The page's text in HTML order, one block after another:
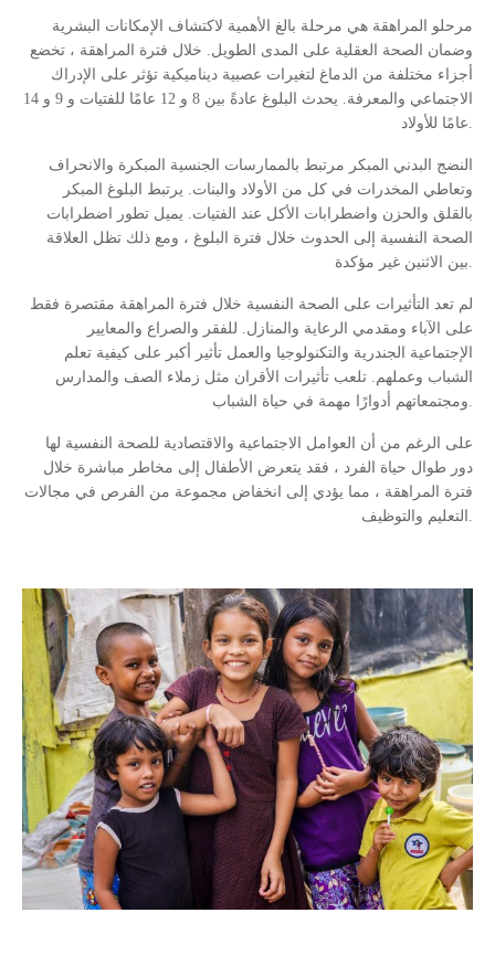
مرحلو المراهقة هي مرحلة بالغ الأهمية لاكتشاف الإمكانات البشرية
وضمان الصحة العقلية على المدى الطويل. خلال فترة المراهقة ، تخضع
أجزاء مختلفة من الدماغ لتغيرات عصبية ديناميكية تؤثر على الإدراك
الاجتماعي والمعرفة. يحدث البلوغ عادةً بين 8 و 12 عامًا للفتيات و 9 و 14
النضج البدني المبكر مرتبط بالممارسات الجنسية المبكرة والانحراف
وتعاطي المخدرات في كل من الأولاد والبنات. يرتبط البلوغ المبكر
بالقلق والحزن واضطرابات الأكل عند الفتيات. يميل تطور اضطرابات
الصحة النفسية إلى الحدوث خلال فترة البلوغ ، ومع ذلك تظل العلاقة
لم تعد التأثيرات على الصحة النفسية خلال فترة المراهقة مقتصرة فقط
على الآباء ومقدمي الرعاية والمنازل. للفقر والصراع والمعايير
الإجتماعية الجندرية والتكنولوجيا والعمل تأثير أكبر على كيفية تعلم
الشباب وعملهم. تلعب تأثيرات الأقران مثل زملاء الصف والمدارس
على الرغم من أن العوامل الاجتماعية والاقتصادية للصحة النفسية لها
دور طوال حياة الفرد ، فقد يتعرض الأطفال إلى مخاطر مباشرة خلال
فترة المراهقة ، مما يؤدي إلى انخفاض مجموعة من الفرص في مجالات